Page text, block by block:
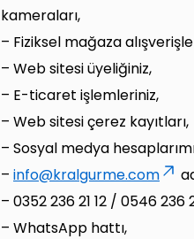
kameraları,
– Fiziksel mağaza
– Web sitesi üyeliğiniz,
– E-ticaret işlemleriniz,
– Web sitesi çerez kayıtları,
– Sosyal medya
– info@kralgurme.com
– 0352 236 21 12 / 0546
– WhatsApp hattı,